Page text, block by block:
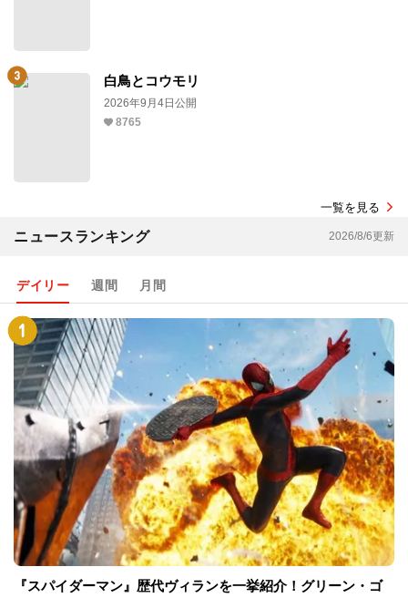
白鳥とコウモリ
2026年9月4日公開
8765
一覧を見る
ニュースランキング 2026/8/6更新
デイリー 週間 月間
『スパイダーマン』歴代ヴィランを一挙紹介！グリーン・ゴ